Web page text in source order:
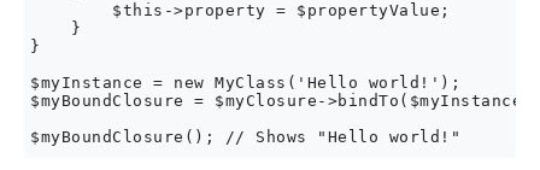
        $this->property = $propertyValue;
    }
}
$myInstance = new MyClass('Hello world!');
$myBoundClosure = $myClosure-